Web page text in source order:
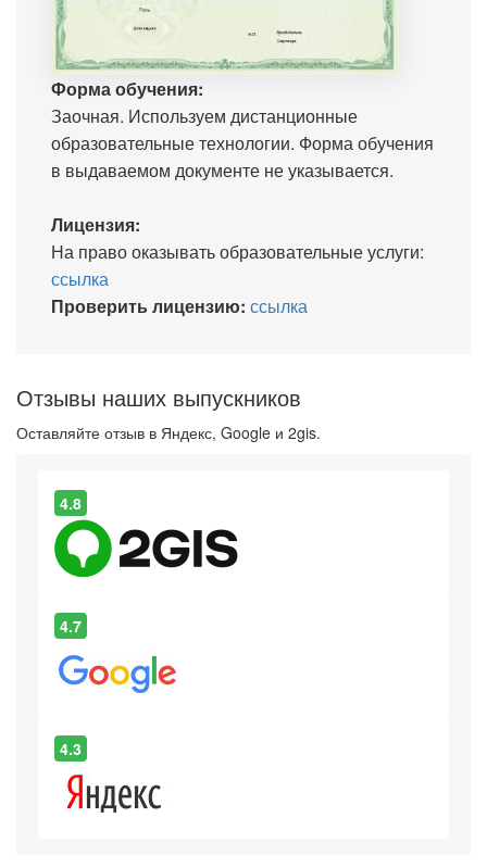
Форма обучения:
Заочная. Используем дистанционные
образовательные технологии. Форма обучения
в выдаваемом документе не указывается.
Лицензия:
На право оказывать образовательные услуги:
ссылка
Проверить лицензию: ссылка
Отзывы наших выпускников
Оставляйте отзыв в Яндекс, Google и 2gis.
4.8
4.7
4.3